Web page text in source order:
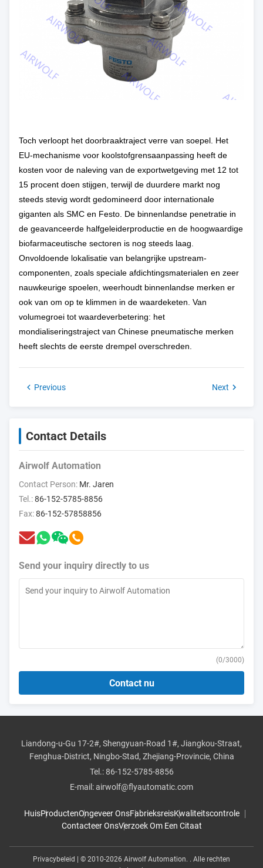
Toch verloopt het doorbraaktraject verre van soepel. Het
EU-mechanisme voor koolstofgrensaanpassing heeft de
kosten voor de naleving van de exportwetgeving met 12 tot
15 procent doen stijgen, terwijl de duurdere markt nog
steeds stevig wordt gedomineerd door internationale
giganten als SMC en Festo. De binnenlandse penetratie in
de geavanceerde halfgeleiderproductie en de hoogwaardige
biofarmaceutische sectoren is nog steeds laag.
Onvoldoende lokalisatie van belangrijke upstream-
componenten, zoals speciale afdichtingsmaterialen en zeer
nauwkeurige spoelen, weerhoudt binnenlandse merken er
ook van om op te klimmen in de waardeketen. Van
volumegroei tot waardeverbetering: het
mondialiseringstraject van Chinese pneumatische merken
heeft slechts de eerste drempel overschreden.
Previous Next
Contact Details
Airwolf Automation
Contact Person: Mr. Jaren
Tel.:86-152-5785-8856
Fax:86-152-57858856
Send your inquiry directly to us
(0/3000)
Contact nu
Liandong-u-Gu 17-2#, Shengyuan-Road 1#, Jiangkou-Straat,
Fenghua-District, Ningbo-Stad, Zhejiang-Provincie, China
Tel.:86-152-5785-8856
E-mail:airwolf@flyautomatic.com
HuisProductenOngeveer OnsFabrieksreisKwaliteitscontrole
Contacteer OnsVerzoek Om Een Citaat
Privacybeleid
| © 2010-2026 Airwolf Automation. . Alle rechten